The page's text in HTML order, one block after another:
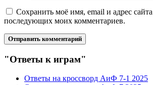
Сохранить моё имя, email и адрес
последующих моих комментариев.
"Ответы к играм"
Ответы на кроссворд АиФ 7-1 2025